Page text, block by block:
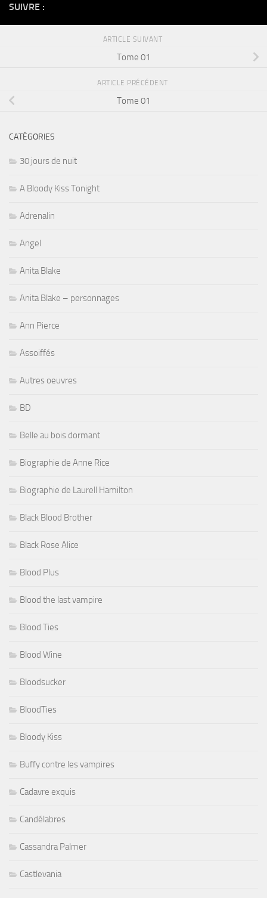
SUIVRE :
ARTICLE SUIVANT
Tome 01
ARTICLE PRÉCÉDENT
Tome 01
CATÉGORIES
30 jours de nuit
A Bloody Kiss Tonight
Adrenalin
Angel
Anita Blake
Anita Blake – personnages
Ann Pierce
Assoiffés
Autres oeuvres
BD
Belle au bois dormant
Biographie de Anne Rice
Biographie de Laurell Hamilton
Black Blood Brother
Black Rose Alice
Blood Plus
Blood the last vampire
Blood Ties
Blood Wine
Bloodsucker
BloodTies
Bloody Kiss
Buffy contre les vampires
Cadavre exquis
Candélabres
Cassandra Palmer
Castlevania